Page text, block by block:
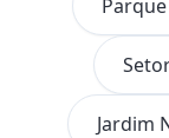
Jardim